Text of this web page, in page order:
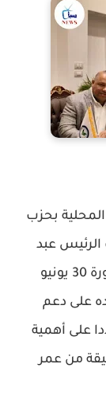
المحلية بحزب
عبد
الفتاح السيسي للحفاظ على مكتسبات ثورة 30 يونيو
على دعم
على أهمية
من عمر